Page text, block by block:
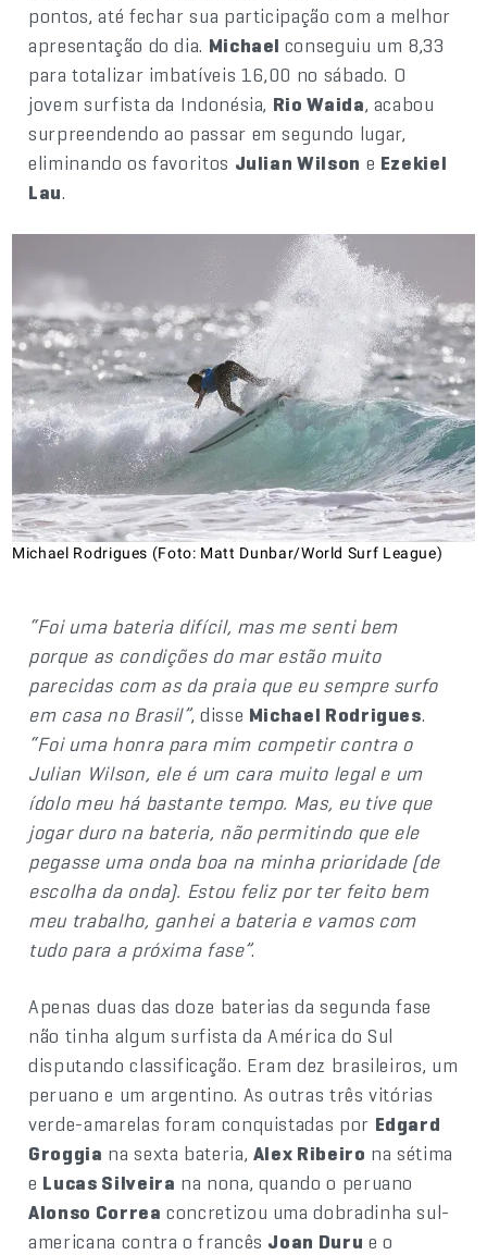
pontos, até fechar sua participação com a melhor
apresentação do dia. Michael conseguiu um 8,33
para totalizar imbatíveis 16,00 no sábado. O
jovem surfista da Indonésia, Rio Waida, acabou
surpreendendo ao passar em segundo lugar,
eliminando os favoritos Julian Wilson e Ezekiel
Lau.
Michael Rodrigues (Foto: Matt Dunbar/World Surf League)
“Foi uma bateria difícil, mas me senti bem
porque as condições do mar estão muito
parecidas com as da praia que eu sempre surfo
em casa no Brasil”, disse Michael Rodrigues.
“Foi uma honra para mim competir contra o
Julian Wilson, ele é um cara muito legal e um
ídolo meu há bastante tempo. Mas, eu tive que
jogar duro na bateria, não permitindo que ele
pegasse uma onda boa na minha prioridade (de
escolha da onda). Estou feliz por ter feito bem
meu trabalho, ganhei a bateria e vamos com
tudo para a próxima fase”.
Apenas duas das doze baterias da segunda fase
não tinha algum surfista da América do Sul
disputando classificação. Eram dez brasileiros, um
peruano e um argentino. As outras três vitórias
verde-amarelas foram conquistadas por Edgard
Groggia na sexta bateria, Alex Ribeiro na sétima
e Lucas Silveira na nona, quando o peruano
Alonso Correa concretizou uma dobradinha sul-
americana contra o francês Joan Duru e o